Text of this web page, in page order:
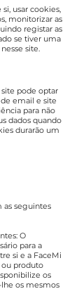
usar cookies,
monitorizar as
registar as
se tiver uma
site.
pode optar
email e site
para não
dados quando
durarão um
as seguintes
O
para a
si e a FaceMi
ou produto
os
lhe os mesmos